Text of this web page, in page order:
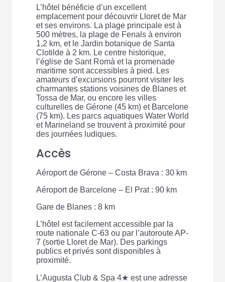
L’hôtel bénéficie d’un excellent
emplacement pour découvrir Lloret de Mar
et ses environs. La plage principale est à
500 mètres, la plage de Fenals à environ
1,2 km, et le Jardin botanique de Santa
Clotilde à 2 km. Le centre historique,
l’église de Sant Romà et la promenade
maritime sont accessibles à pied. Les
amateurs d’excursions pourront visiter les
charmantes stations voisines de Blanes et
Tossa de Mar, ou encore les villes
culturelles de Gérone (45 km) et Barcelone
(75 km). Les parcs aquatiques Water World
et Marineland se trouvent à proximité pour
des journées ludiques.
Accès
Aéroport de Gérone – Costa Brava : 30 km
Aéroport de Barcelone – El Prat : 90 km
Gare de Blanes : 8 km
L’hôtel est facilement accessible par la
route nationale C-63 ou par l’autoroute AP-
7 (sortie Lloret de Mar). Des parkings
publics et privés sont disponibles à
proximité.
L’Augusta Club & Spa 4★ est une adresse